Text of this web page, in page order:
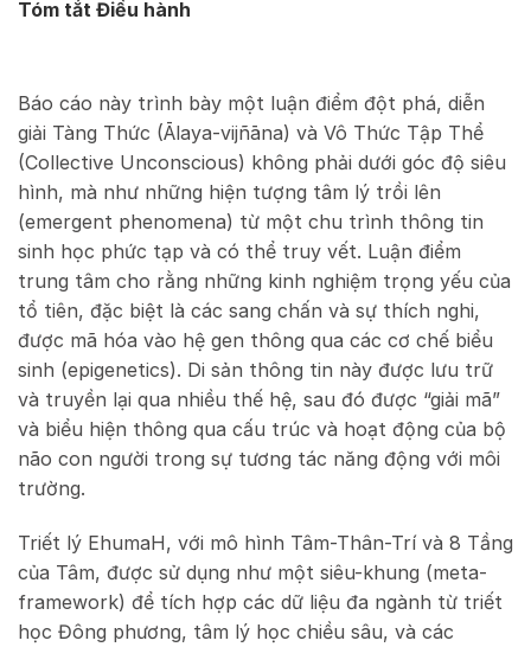
Tóm tắt Điều hành
Báo cáo này trình bày một luận điểm đột phá, diễn
giải Tàng Thức (Ālaya-vijñāna) và Vô Thức Tập Thể
(Collective Unconscious) không phải dưới góc độ siêu
hình, mà như những hiện tượng tâm lý trồi lên
(emergent phenomena) từ một chu trình thông tin
sinh học phức tạp và có thể truy vết. Luận điểm
trung tâm cho rằng những kinh nghiệm trọng yếu của
tổ tiên, đặc biệt là các sang chấn và sự thích nghi,
được mã hóa vào hệ gen thông qua các cơ chế biểu
sinh (epigenetics). Di sản thông tin này được lưu trữ
và truyền lại qua nhiều thế hệ, sau đó được “giải mã”
và biểu hiện thông qua cấu trúc và hoạt động của bộ
não con người trong sự tương tác năng động với môi
trường.
Triết lý EhumaH, với mô hình Tâm-Thân-Trí và 8 Tầng
của Tâm, được sử dụng như một siêu-khung (meta-
framework) để tích hợp các dữ liệu đa ngành từ triết
học Đông phương, tâm lý học chiều sâu, và các